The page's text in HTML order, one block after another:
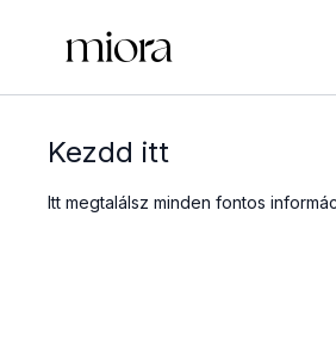
Kezdd itt
Itt megtalálsz minden fontos